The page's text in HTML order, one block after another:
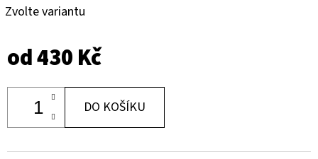
Zvolte variantu
od430 Kč
DO KOŠÍKU